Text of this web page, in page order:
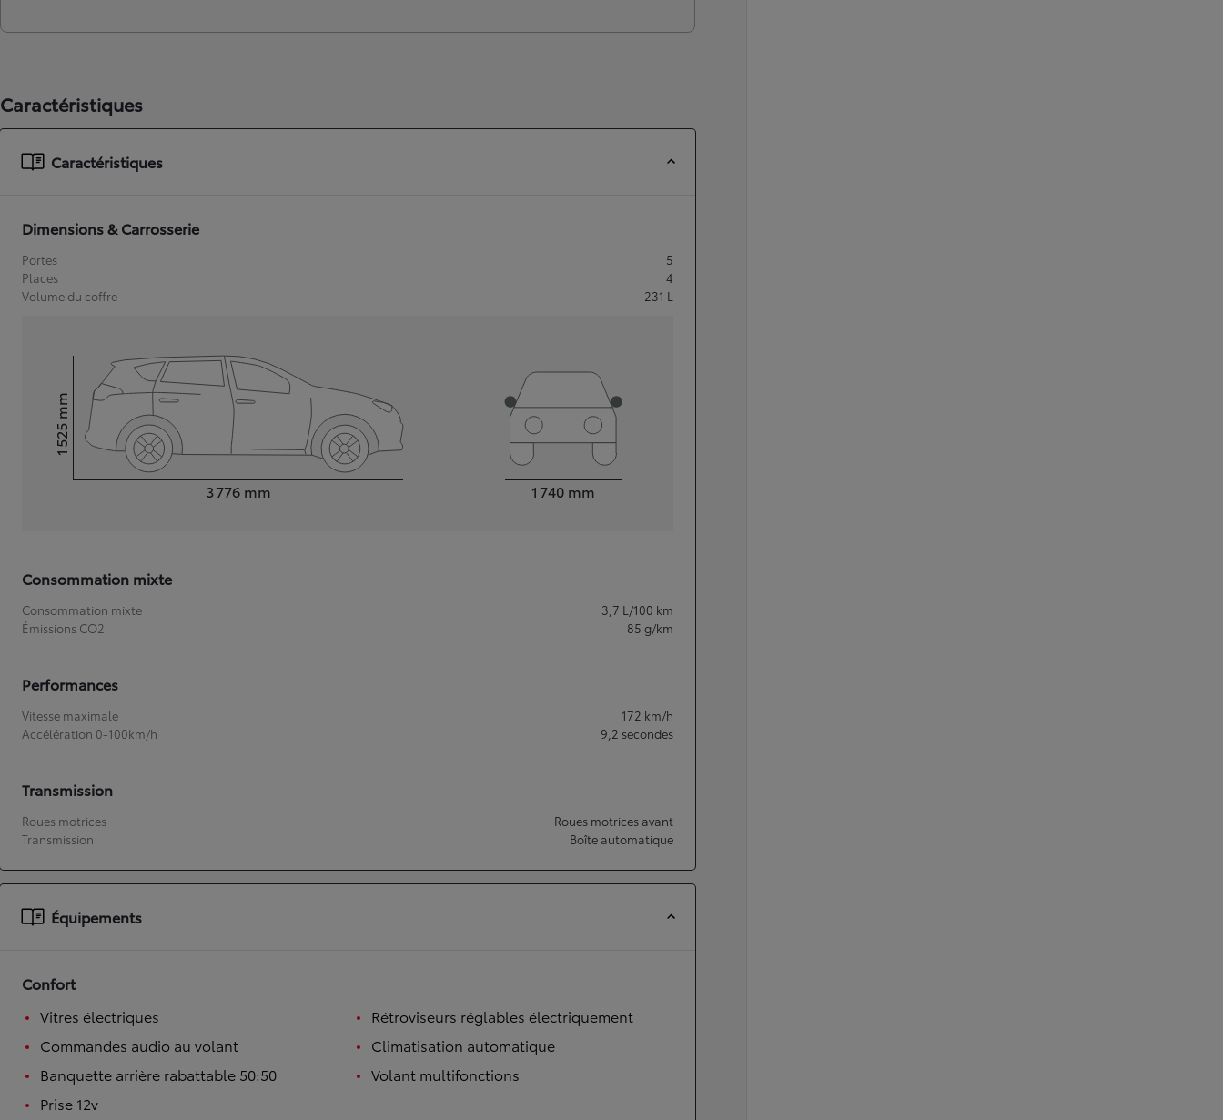
À partir de 19 700 €
Nouvelle Yaris Cross
HYBRIDE
Caractéristiques
Caractéristiques
Dimensions & Carrosserie
Portes
5
Places
4
Volume du coffre
231 L
3 776 mm
Hauteur1 525
mm
1 740 mm
Consommation mixte
Consommation mixte 3,7 L/100 km
Émissions CO2
85 g/km
Performances
Vitesse maximale 172 km/h
Accélération 0-100km/h
9,2 secondes
Transmission
Roues motrices
Roues motrices avant
Transmission
Boîte automatique
Équipements
Confort
Vitres électriques
Commandes audio au volant
Banquette arrière rabattable 50:50
Prise 12v
Rétroviseurs réglables électriquement
Climatisation automatique
Volant multifonctions